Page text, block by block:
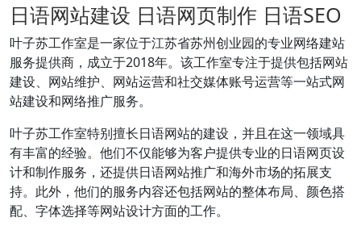
日语网站建设 日语网页制作 日语SEO
叶子苏工作室是一家位于江苏省苏州创业园的专业网络建站
服务提供商，成立于2018年。该工作室专注于提供包括网站
建设、网站维护、网站运营和社交媒体账号运营等一站式网
站建设和网络推广服务。
叶子苏工作室特别擅长日语网站的建设，并且在这一领域具
有丰富的经验。他们不仅能够为客户提供专业的日语网页设
计和制作服务，还提供日语网站推广和海外市场的拓展支
持。此外，他们的服务内容还包括网站的整体布局、颜色搭
配、字体选择等网站设计方面的工作。